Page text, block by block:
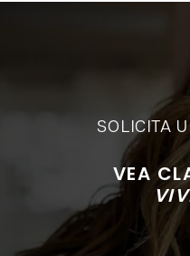
SOLICITA
VEA